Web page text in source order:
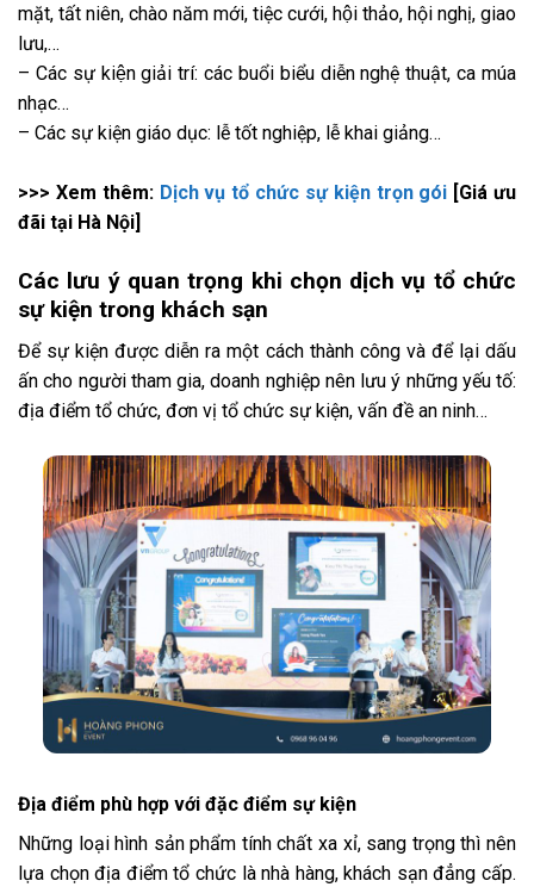
mặt, tất niên, chào năm mới, tiệc cưới, hội thảo, hội nghị, giao
lưu,…
– Các sự kiện giải trí: các buổi biểu diễn nghệ thuật, ca múa
nhạc…
– Các sự kiện giáo dục: lễ tốt nghiệp, lễ khai giảng…
>>> Xem thêm: Dịch vụ tổ chức sự kiện trọn gói [Giá ưu
đãi tại Hà Nội]
Các lưu ý quan trọng khi chọn dịch vụ tổ chức
sự kiện trong khách sạn
Để sự kiện được diễn ra một cách thành công và để lại dấu
ấn cho người tham gia, doanh nghiệp nên lưu ý những yếu tố:
địa điểm tổ chức, đơn vị tổ chức sự kiện, vấn đề an ninh…
Địa điểm phù hợp với đặc điểm sự kiện
Những loại hình sản phẩm tính chất xa xỉ, sang trọng thì nên
lựa chọn địa điểm tổ chức là nhà hàng, khách sạn đẳng cấp.